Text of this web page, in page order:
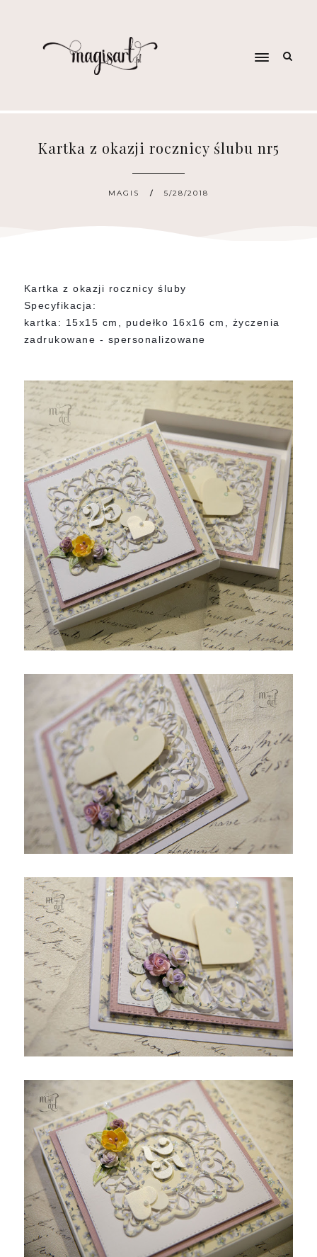
Kartka z okazji rocznicy ślubu nr5
MAGIS 5/28/2018
Kartka z okazji rocznicy śluby
Specyfikacja:
kartka: 15x15 cm, pudełko 16x16 cm, życzenia
zadrukowane - spersonalizowane